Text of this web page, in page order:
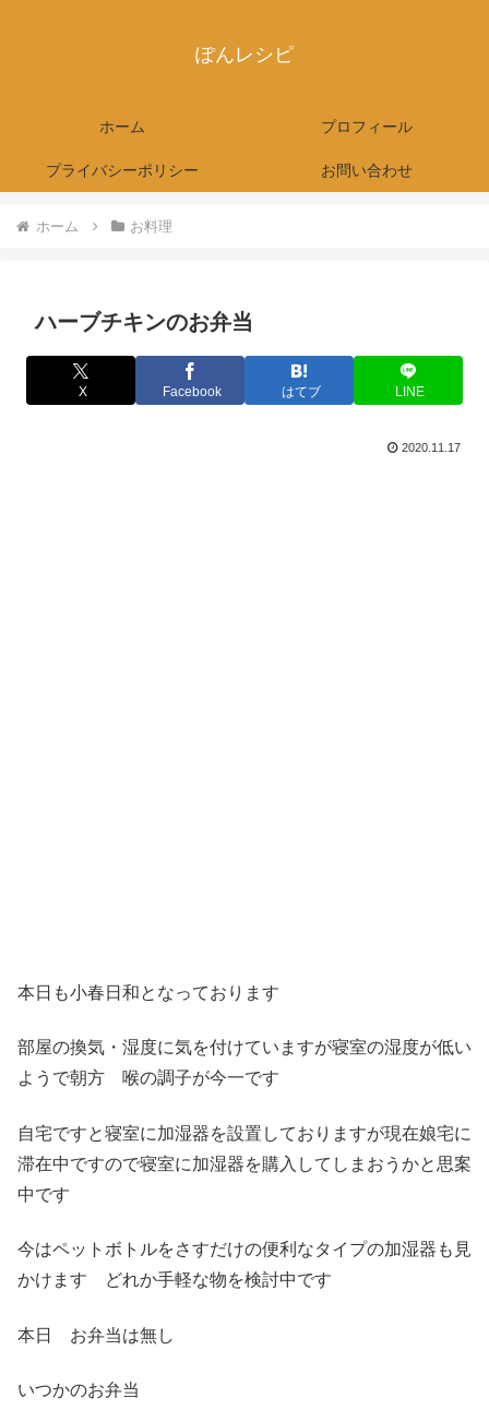
ぽんレシピ
ホーム プロフィール
プライバシーポリシー お問い合わせ
ホーム お料理
ハーブチキンのお弁当
X Facebook はてブ LINE
2020.11.17
本日も小春日和となっております
部屋の換気・湿度に気を付けていますが寝室の湿度が低い
ようで朝方 喉の調子が今一です
自宅ですと寝室に加湿器を設置しておりますが現在娘宅に
滞在中ですので寝室に加湿器を購入してしまおうかと思案
中です
今はペットボトルをさすだけの便利なタイプの加湿器も見
かけます どれか手軽な物を検討中です
本日 お弁当は無し
いつかのお弁当